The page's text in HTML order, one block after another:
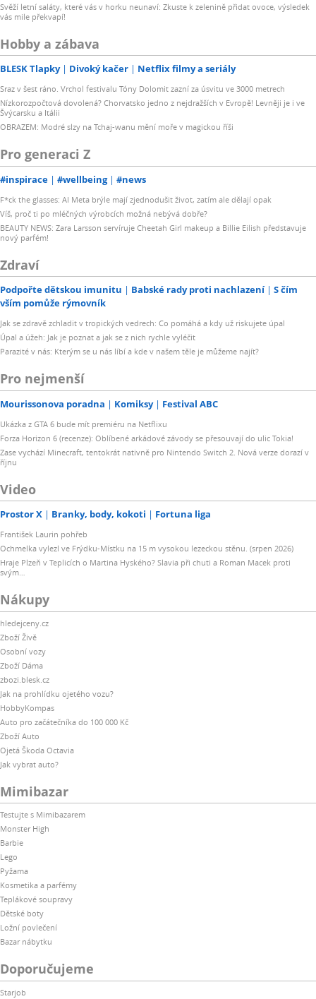
Svěží letní saláty, které vás v horku neunaví: Zkuste k zelenině přidat ovoce, výsledek
vás mile překvapí!
Hobby a zábava
BLESK Tlapky Divoký kačer Netflix filmy a seriály
Sraz v šest ráno. Vrchol festivalu Tóny Dolomit zazní za úsvitu ve 3000 metrech
Nízkorozpočtová dovolená? Chorvatsko jedno z nejdražších v Evropě! Levněji je i ve
Švýcarsku a Itálii
OBRAZEM: Modré slzy na Tchaj-wanu mění moře v magickou říši
Pro generaci Z
#inspirace #wellbeing #news
F*ck the glasses: AI Meta brýle mají zjednodušit život, zatím ale dělají opak
Víš, proč ti po mléčných výrobcích možná nebývá dobře?
BEAUTY NEWS: Zara Larsson servíruje Cheetah Girl makeup a Billie Eilish představuje
nový parfém!
Zdraví
Podpořte dětskou imunitu Babské rady proti nachlazení
S čím
vším pomůže rýmovník
Jak se zdravě zchladit v tropických vedrech: Co pomáhá a kdy už riskujete úpal
Úpal a úžeh: Jak je poznat a jak se z nich rychle vyléčit
Parazité v nás: Kterým se u nás líbí a kde v našem těle je můžeme najít?
Pro nejmenší
Mourissonova poradna Komiksy Festival ABC
Ukázka z GTA 6 bude mít premiéru na Netflixu
Forza Horizon 6 (recenze): Oblíbené arkádové závody se přesouvají do ulic Tokia!
Zase vychází Minecraft, tentokrát nativně pro Nintendo Switch 2. Nová verze dorazí v
říjnu
Video
Prostor X Branky, body, kokoti Fortuna liga
František Laurin pohřeb
Ochmelka vylezl ve Frýdku-Místku na 15 m vysokou lezeckou stěnu. (srpen 2026)
Hraje Plzeň v Teplicích o Martina Hyského? Slavia při chuti a Roman Macek proti
svým…
Nákupy
hledejceny.cz
Zboží Živě
Osobní vozy
Zboží Dáma
zbozi.blesk.cz
Jak na prohlídku ojetého vozu?
HobbyKompas
Auto pro začátečníka do 100 000 Kč
Zboží Auto
Ojetá Škoda Octavia
Jak vybrat auto?
Mimibazar
Testujte s Mimibazarem
Monster High
Barbie
Lego
Pyžama
Kosmetika a parfémy
Teplákové soupravy
Dětské boty
Ložní povlečení
Bazar nábytku
Doporučujeme
Starjob